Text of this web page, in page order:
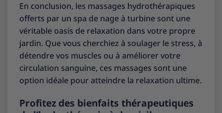
En conclusion, les massages hydrothérapiques
offerts par un spa de nage à turbine sont une
véritable oasis de relaxation dans votre propre
jardin. Que vous cherchiez à soulager le stress, à
détendre vos muscles ou à améliorer votre
circulation sanguine, ces massages sont une
option idéale pour atteindre la relaxation ultime.
Profitez des bienfaits thérapeutiques